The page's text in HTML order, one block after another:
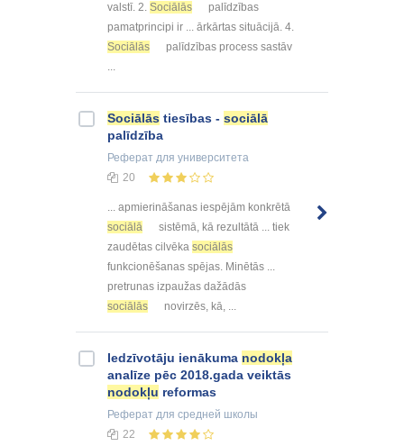
valstī. 2. Sociālās
palīdzības
pamatprincipi ir ... ārkārtas situācijā. 4.
Sociālās
palīdzības process sastāv
...
Sociālās tiesības - sociālā
palīdzība
Реферат для университета
20
... apmierināšanas iespējām konkrētā
sociālā
sistēmā, kā rezultātā ... tiek
zaudētas cilvēka sociālās
funkcionēšanas spējas. Minētās ...
pretrunas izpaužas dažādās
sociālās
novirzēs, kā, ...
Iedzīvotāju ienākuma nodokļa
analīze pēc 2018.gada veiktās
nodokļu reformas
Реферат для средней школы
22